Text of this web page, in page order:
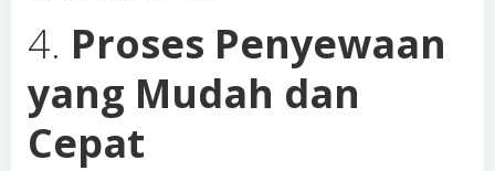
4. Proses Penyewaan
yang Mudah dan
Cepat